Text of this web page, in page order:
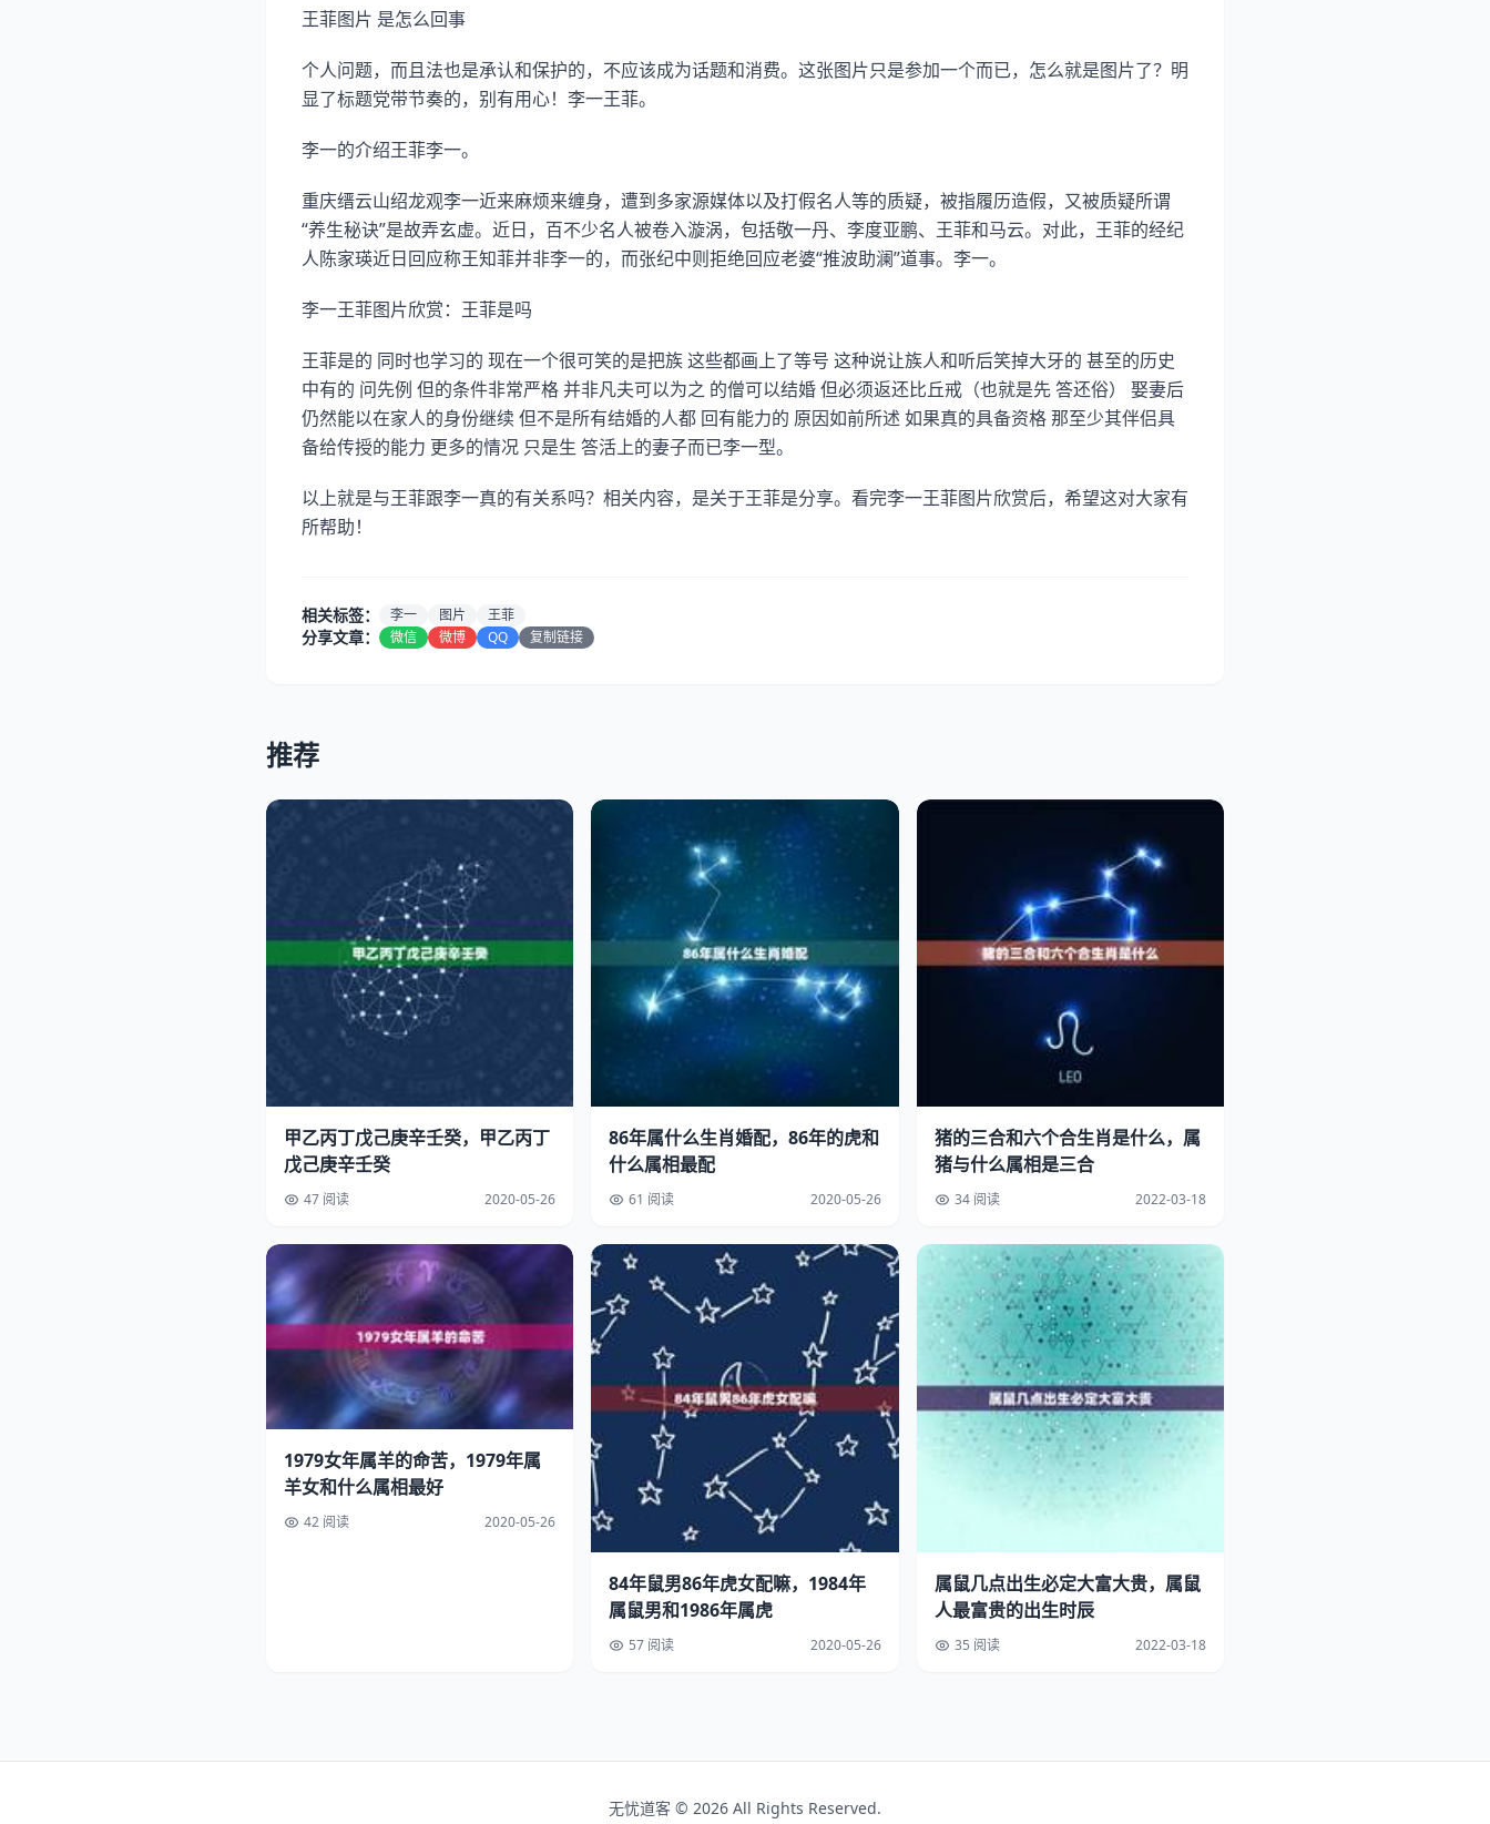
王菲图片 是怎么回事
个人问题，而且法也是承认和保护的，不应该成为话题和消费。这张图片只是参加一个而已，怎么就是图片了？明
显了标题党带节奏的，别有用心！李一王菲。
李一的介绍王菲李一。
重庆缙云山绍龙观李一近来麻烦来缠身，遭到多家源媒体以及打假名人等的质疑，被指履历造假，又被质疑所谓
“养生秘诀”是故弄玄虚。近日，百不少名人被卷入漩涡，包括敬一丹、李度亚鹏、王菲和马云。对此，王菲的经纪
人陈家瑛近日回应称王知菲并非李一的，而张纪中则拒绝回应老婆“推波助澜”道事。李一。
李一王菲图片欣赏：王菲是吗
王菲是的 同时也学习的 现在一个很可笑的是把族 这些都画上了等号 这种说让族人和听后笑掉大牙的 甚至的历史
中有的 问先例 但的条件非常严格 并非凡夫可以为之 的僧可以结婚 但必须返还比丘戒（也就是先 答还俗） 娶妻后
仍然能以在家人的身份继续 但不是所有结婚的人都 回有能力的 原因如前所述 如果真的具备资格 那至少其伴侣具
备给传授的能力 更多的情况 只是生 答活上的妻子而已李一型。
以上就是与王菲跟李一真的有关系吗？相关内容，是关于王菲是分享。看完李一王菲图片欣赏后，希望这对大家有
所帮助！
相关标签： 李一 图片 王菲
分享文章： 微信 微博 QQ 复制链接
推荐
甲乙丙丁戊己庚辛壬癸，甲乙丙丁
戊己庚辛壬癸
47 阅读 2020-05-26
86年属什么生肖婚配，86年的虎和
什么属相最配
61 阅读 2020-05-26
猪的三合和六个合生肖是什么，属
猪与什么属相是三合
34 阅读 2022-03-18
1979女年属羊的命苦，1979年属
羊女和什么属相最好
42 阅读 2020-05-26
84年鼠男86年虎女配嘛，1984年
属鼠男和1986年属虎
57 阅读 2020-05-26
属鼠几点出生必定大富大贵，属鼠
人最富贵的出生时辰
35 阅读 2022-03-18
无忧道客 © 2026 All Rights Reserved.